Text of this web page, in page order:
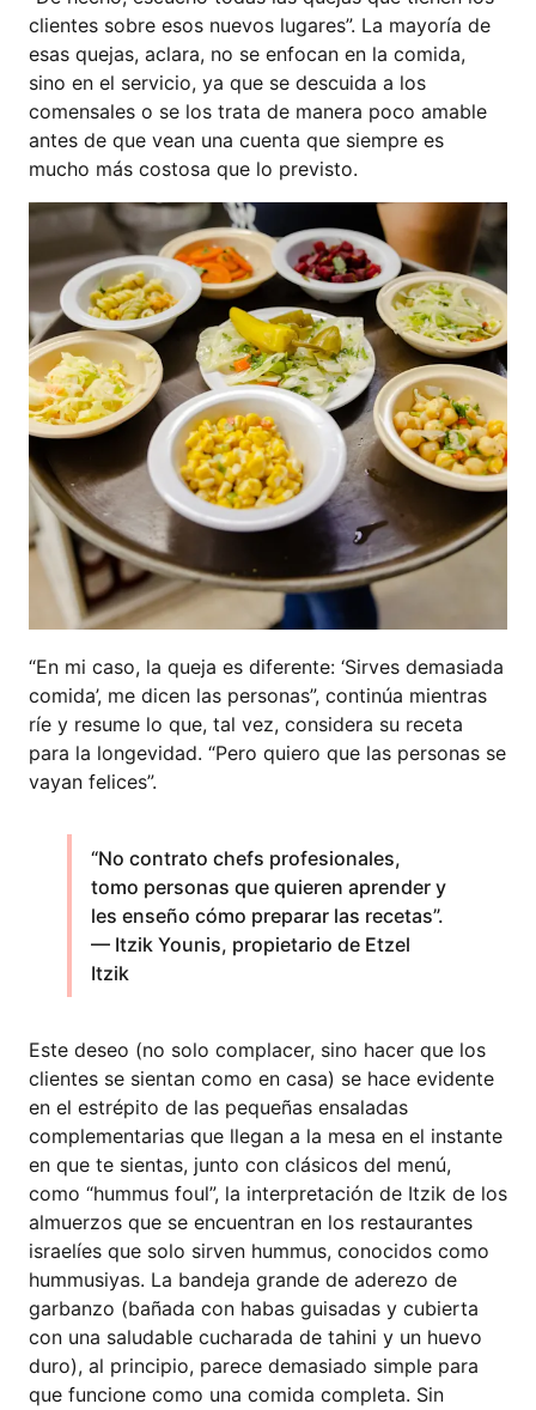
clientes sobre esos nuevos lugares”. La mayoría de
esas quejas, aclara, no se enfocan en la comida,
sino en el servicio, ya que se descuida a los
comensales o se los trata de manera poco amable
antes de que vean una cuenta que siempre es
mucho más costosa que lo previsto.
“En mi caso, la queja es diferente: ‘Sirves demasiada
comida’, me dicen las personas”, continúa mientras
ríe y resume lo que, tal vez, considera su receta
para la longevidad. “Pero quiero que las personas se
vayan felices”.
“No contrato chefs profesionales,
tomo personas que quieren aprender y
les enseño cómo preparar las recetas”.
— Itzik Younis, propietario de Etzel
Itzik
Este deseo (no solo complacer, sino hacer que los
clientes se sientan como en casa) se hace evidente
en el estrépito de las pequeñas ensaladas
complementarias que llegan a la mesa en el instante
en que te sientas, junto con clásicos del menú,
como “hummus foul”, la interpretación de Itzik de los
almuerzos que se encuentran en los restaurantes
israelíes que solo sirven hummus, conocidos como
hummusiyas. La bandeja grande de aderezo de
garbanzo (bañada con habas guisadas y cubierta
con una saludable cucharada de tahini y un huevo
duro), al principio, parece demasiado simple para
que funcione como una comida completa. Sin